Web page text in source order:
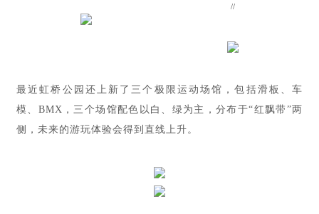
//
最近虹桥公园还上新了三个极限运动场馆，包括滑板、车
模、BMX，三个场馆配色以白、绿为主，分布于“红飘带”两
侧，未来的游玩体验会得到直线上升。